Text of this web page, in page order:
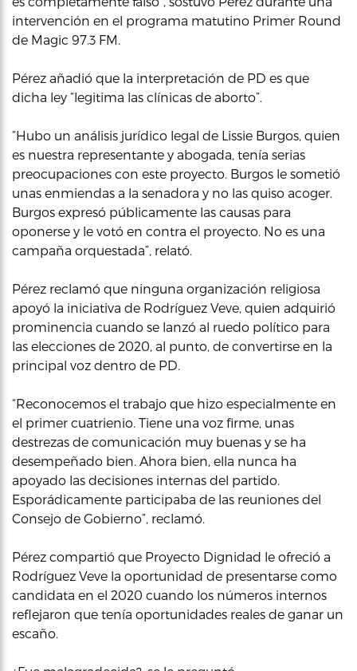
intervención en el programa matutino Primer Round
de Magic 97.3 FM.
Pérez añadió que la interpretación de PD es que
dicha ley “legitima las clínicas de aborto”.
“Hubo un análisis jurídico legal de Lissie Burgos, quien
es nuestra representante y abogada, tenía serias
preocupaciones con este proyecto. Burgos le sometió
unas enmiendas a la senadora y no las quiso acoger.
Burgos expresó públicamente las causas para
oponerse y le votó en contra el proyecto. No es una
campaña orquestada”, relató.
Pérez reclamó que ninguna organización religiosa
apoyó la iniciativa de Rodríguez Veve, quien adquirió
prominencia cuando se lanzó al ruedo político para
las elecciones de 2020, al punto, de convertirse en la
principal voz dentro de PD.
“Reconocemos el trabajo que hizo especialmente en
el primer cuatrienio. Tiene una voz firme, unas
destrezas de comunicación muy buenas y se ha
desempeñado bien. Ahora bien, ella nunca ha
apoyado las decisiones internas del partido.
Esporádicamente participaba de las reuniones del
Consejo de Gobierno”, reclamó.
Pérez compartió que Proyecto Dignidad le ofreció a
Rodríguez Veve la oportunidad de presentarse como
candidata en el 2020 cuando los números internos
reflejaron que tenía oportunidades reales de ganar un
escaño.